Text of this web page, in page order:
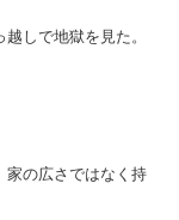
しで地獄を見た。
家の広さではなく持